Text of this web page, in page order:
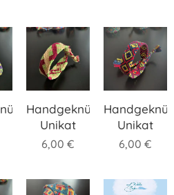
Handgeknüpftes
Unikat
6,00 €
Unikat
6,00 €